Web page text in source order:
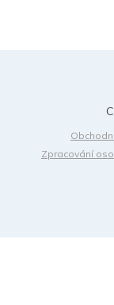
Zpracování